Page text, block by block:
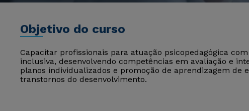
Objetivo do curso
Capacitar profissionais para atuação psicopedagógica
inclusiva, desenvolvendo competências em avaliação e
planos individualizados e promoção de aprendizagem de
transtornos do desenvolvimento.